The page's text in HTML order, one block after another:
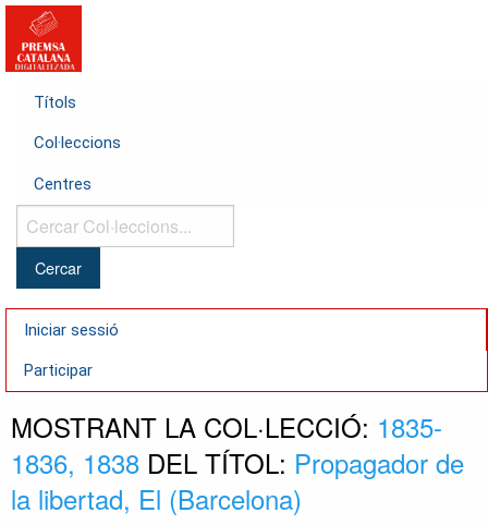
Títols
Col·leccions
Centres
Cercar
Col·leccions...
Iniciar sessió
Participar
MOSTRANT LA COL·LECCIÓ: 1835-
1836, 1838 DEL TÍTOL: Propagador de
la libertad, El (Barcelona)